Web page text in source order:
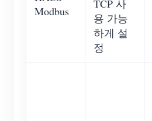
Modbus
TCP 사
용 가능
하게 설
정